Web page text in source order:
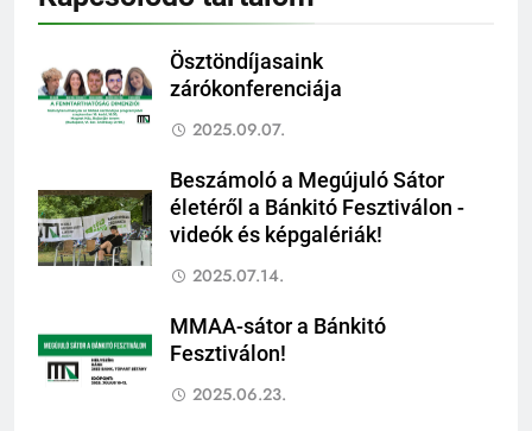
Ösztöndíjasaink
zárókonferenciája
2025.09.07.
Beszámoló a Megújuló Sátor
életéről a Bánkitó Fesztiválon -
videók és képgalériák!
2025.07.14.
MMAA-sátor a Bánkitó
Fesztiválon!
2025.06.23.